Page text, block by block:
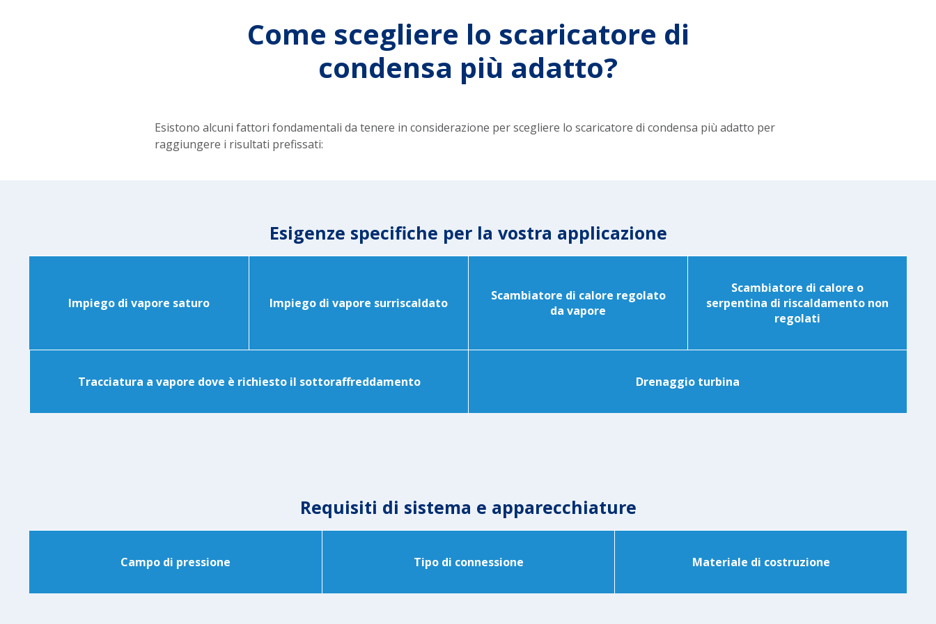
Come scegliere lo scaricatore di
condensa più adatto?
Esistono alcuni fattori fondamentali da tenere in considerazione per scegliere lo scaricatore di condensa più adatto per
raggiungere i risultati prefissati:
Esigenze specifiche per la vostra applicazione
Impiego di vapore saturo Impiego di vapore surriscaldato
Scambiatore di calore regolato
da vapore
Scambiatore di calore o
serpentina di riscaldamento non
regolati
Tracciatura a vapore dove è richiesto il sottoraffreddamento Drenaggio turbina
Requisiti di sistema e apparecchiature
Campo di pressione Tipo di connessione Materiale di costruzione